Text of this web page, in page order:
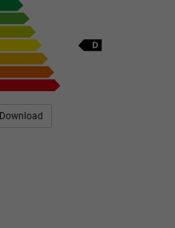
Download